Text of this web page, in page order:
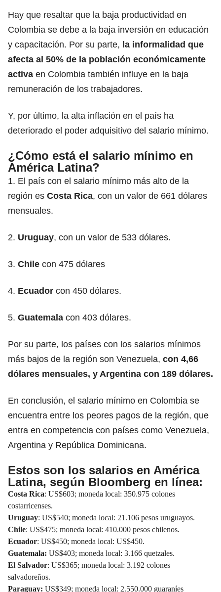
Hay que resaltar que la baja productividad en
Colombia se debe a la baja inversión en educación
y capacitación. Por su parte, la informalidad que
afecta al 50% de la población económicamente
activa en Colombia también influye en la baja
remuneración de los trabajadores.
Y, por último, la alta inflación en el país ha
deteriorado el poder adquisitivo del salario mínimo.
¿Cómo está el salario mínimo en
América Latina?
1. El país con el salario mínimo más alto de la
región es Costa Rica, con un valor de 661 dólares
mensuales.
2. Uruguay, con un valor de 533 dólares.
3. Chile con 475 dólares
4. Ecuador con 450 dólares.
5. Guatemala con 403 dólares.
Por su parte, los países con los salarios mínimos
más bajos de la región son Venezuela, con 4,66
dólares mensuales, y Argentina con 189 dólares.
En conclusión, el salario mínimo en Colombia se
encuentra entre los peores pagos de la región, que
entra en competencia con países como Venezuela,
Argentina y República Dominicana.
Estos son los salarios en América
Latina, según Bloomberg en línea:
Costa Rica: US$603; moneda local: 350.975 colones
costarricenses.
Uruguay: US$540; moneda local: 21.106 pesos uruguayos.
Chile: US$475; moneda local: 410.000 pesos chilenos.
Ecuador: US$450; moneda local: US$450.
Guatemala: US$403; moneda local: 3.166 quetzales.
El Salvador: US$365; moneda local: 3.192 colones
salvadoreños.
Paraguay: US$349; moneda local: 2.550.000 guaraníes